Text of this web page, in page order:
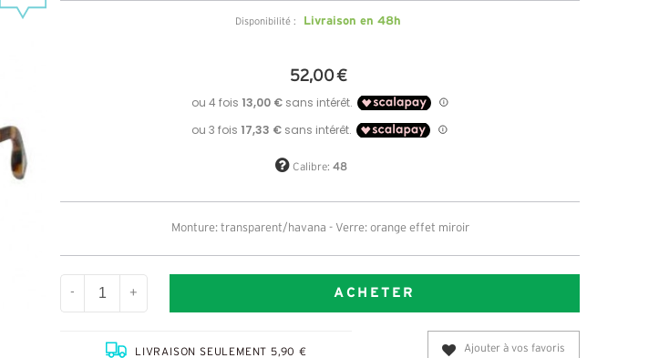
Disponibilité : Livraison en 48h
52,00 €
Calibre: 48
Monture: transparent/havana - Verre: orange effet miroir
- + ACHETER
LIVRAISON SEULEMENT 5,90 € Ajouter à vos favoris